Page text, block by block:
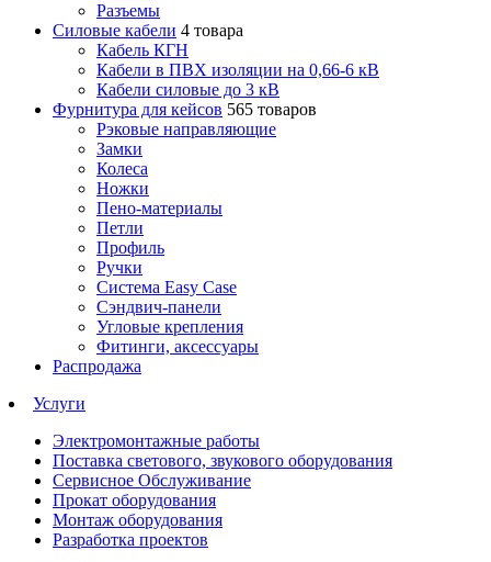
Разъемы
Силовые кабели 4 товара
Кабель КГН
Кабели в ПВХ изоляции на 0,66-6 кВ
Кабели силовые до 3 кВ
Фурнитура для кейсов 565 товаров
Рэковые направляющие
Замки
Колеса
Ножки
Пено-материалы
Петли
Профиль
Ручки
Система Easy Case
Сэндвич-панели
Угловые крепления
Фитинги, аксессуары
Распродажа
Услуги
Электромонтажные работы
Поставка светового, звукового оборудования
Сервисное Обслуживание
Прокат оборудования
Монтаж оборудования
Разработка проектов